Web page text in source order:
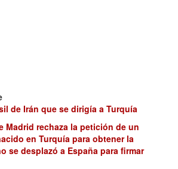
de Irán que se dirigía a Turquía
Madrid rechaza la petición de un
en Turquía para obtener la
se desplazó a España para firmar